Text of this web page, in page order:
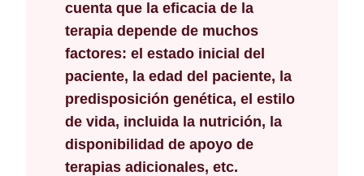
cuenta que la eficacia de la
terapia depende de muchos
factores: el estado inicial del
paciente, la edad del paciente, la
predisposición genética, el estilo
de vida, incluida la nutrición, la
disponibilidad de apoyo de
terapias adicionales, etc.